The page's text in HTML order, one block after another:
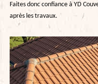
Faites donc confiance à YD
après les travaux.